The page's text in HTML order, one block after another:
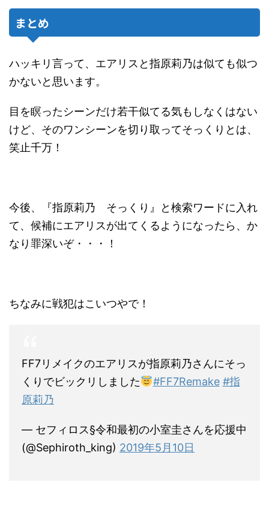
まとめ
ハッキリ言って、エアリスと指原莉乃は似ても似つ
かないと思います。
目を瞑ったシーンだけ若干似てる気もしなくはない
けど、そのワンシーンを切り取ってそっくりとは、
笑止千万！
今後、『指原莉乃 そっくり』と検索ワードに入れ
て、候補にエアリスが出てくるようになったら、か
なり罪深いぞ・・・！
ちなみに戦犯はこいつやで！
FF7リメイクのエアリスが指原莉乃さんにそっ
くりでビックリしました
#FF7Remake #指
原莉乃
— セフィロス§令和最初の小室圭さんを応援中
(@Sephiroth_king) 2019年5月10日